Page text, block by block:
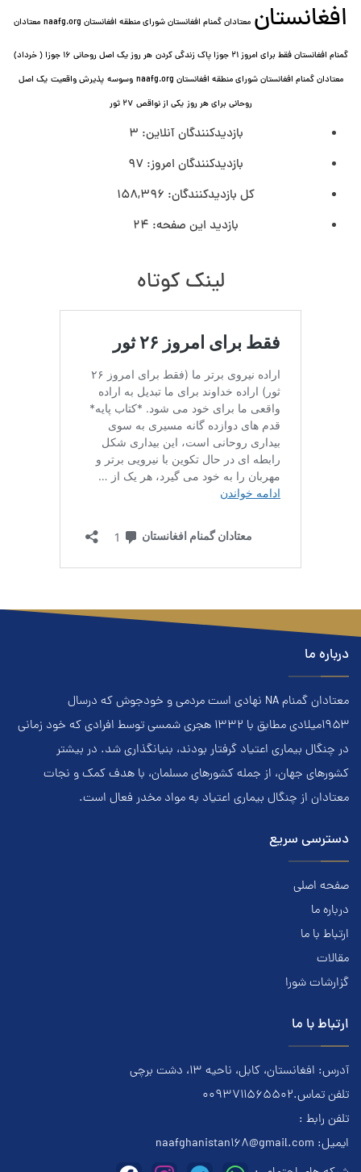
افغانستان معتادان گمنام افغانستان شورای منطقه افغانستان naafg.org معتادان
گمنام افغانستان فقط برای امروز ۲۱ جوزا پاک زندگی کردن
هر روز یک اصل روحانی ۱۶ جوزا ( خرداد)
معتادان گمنام افغانستان شورای منطقه افغانستان naafg.org
وسوسه پذيرش واقعیت یک اصل
روحانی برای هر روز یکی از نواقص ۲۷ ثور
بازدیدکنندگان آنلاین: 3
بازدیدکنندگان امروز: 97
کل بازدیدکنند‌گان: 158,396
بازدید این صفحه: 24
لینک کوتاه
درباره ما
معتادان گمنام NA نهادي است مردمي و خودجوش که درسال
۱۹۵۳ميلادي مطابق با ۱۳۳۲ هجري‌ شمسي توسط افرادي که خود زماني
در چنگال بیماری اعتياد گرفتار بودند، بنيانگذاري شد. در بيشتر
کشور‌هاي جهان، از جمله کشور‌هاي مسلمان، با هدف کمک و نجات
معتادان از چنگال بیماری اعتياد به مواد مخدر فعال است.
دسترسی سریع
صفحه اصلی
درباره ما
ارتباط با ما
مقالات
گزارشات شورا
ارتباط با ما
آدرس: افغانستان، کابل، ناحیه ۱۳، دشت برچی
تلفن تماس.0093711565502
تلفن رابط :
ایمیل: naafghanistan168@gmail.com